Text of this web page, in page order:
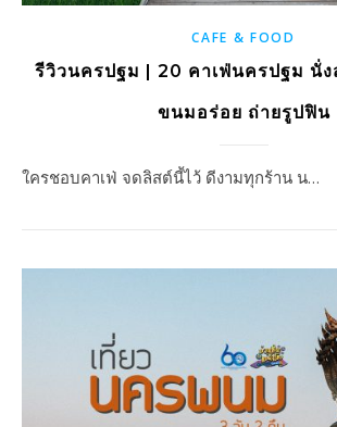
CAFE & FOOD
รีวิวนครปฐม | 20 คาเฟ่นครปฐม นั่ง
ขนมอร่อย ถ่ายรูปฟิน
ใครชอบคาเฟ่ จดลิสต์นี้ไว้ ดีงามทุกร้าน น…